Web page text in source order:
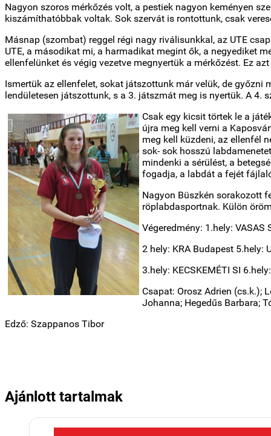
Nagyon szoros mérkőzés volt, a pestiek nagyon keményen
kiszámíthatóbbak voltak. Sok szervát is rontottunk, csak
Másnap (szombat) reggel régi nagy riválisunkkal, az UTE
UTE, a másodikat mi, a harmadikat megint ők, a negyediket
ellenfelünket és végig vezetve megnyertük a mérkőzést. Ez
Ismertük az ellenfelet, sokat játszottunk már velük, de
lendületesen játszottunk, s a 3. játszmát meg is nyertük. A 4.
Csak egy kicsit törtek le a
újra meg kell verni a
meg kell küzdeni, az ellenfél
sok- sok hosszú
mindenki a sérülést, a
fogadja, a labdát a fejét
Nagyon Büszkén sorakozott
röplabdasportnak. Külön
Végeredmény: 1.hely: VASAS
2 hely: KRA Budapest 5.hely:
3.hely: KECSKEMÉTI SI
Csapat: Orosz Adrien (cs.k.);
Johanna; Hegedűs Barbara;
Edző: Szappanos Tibor
Ajánlott tartalmak